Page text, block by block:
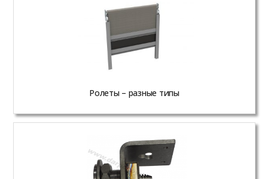
Ролеты – разные типы